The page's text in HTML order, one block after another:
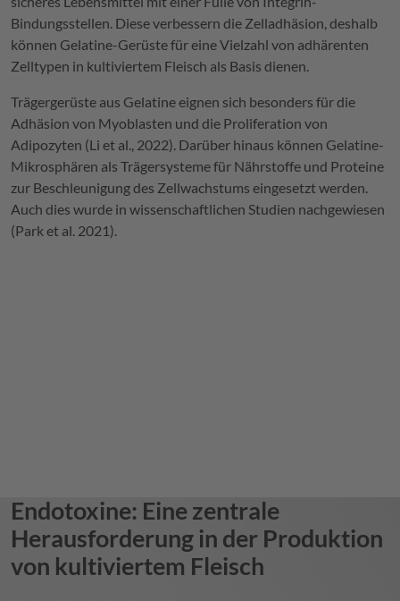
Bindungsstellen. Diese verbessern die Zelladhäsion, deshalb
können Gelatine-Gerüste für eine Vielzahl von adhärenten
Zelltypen in kultiviertem Fleisch als Basis dienen.
Trägergerüste aus Gelatine eignen sich besonders für die
Adhäsion von Myoblasten und die Proliferation von
Adipozyten (Li et al., 2022). Darüber hinaus können Gelatine-
Mikrosphären als Trägersysteme für Nährstoffe und Proteine
zur Beschleunigung des Zellwachstums eingesetzt werden.
Auch dies wurde in wissenschaftlichen Studien nachgewiesen
(Park et al. 2021).
Endotoxine: Eine zentrale
Herausforderung in der Produktion
von kultiviertem Fleisch